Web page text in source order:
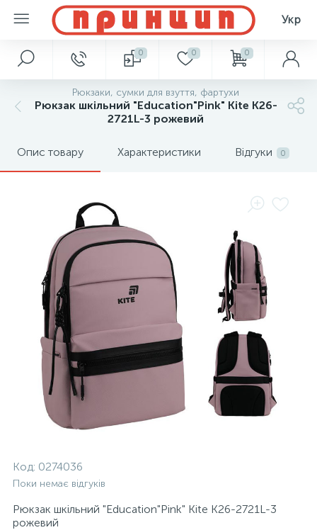
Укр
0 0 0
Рюкзаки, сумки для взуття, фартухи
Рюкзак шкільний "Education"Pink" Kite K26-
2721L-3 рожевий
Опис товару Характеристики Відгуки 0
Код: 0274036
Поки немає відгуків
Рюкзак шкільний "Education"Pink" Kite K26-2721L-3
рожевий